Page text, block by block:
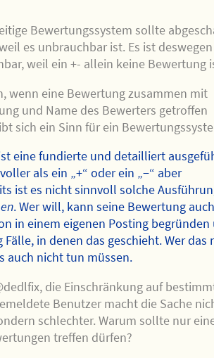
Bewertungssystem sollte
es unbrauchbar ist. Es ist deswegen
weil ein +- allein keine Bewertung
wenn eine Bewertung zusammen mit
und Name des Bewerters getroffen
sich ein Sinn für ein
eine fundierte und detailliert
als ein „+“ oder ein „−“ aber
ist es nicht sinnvoll solche
. Wer will, kann seine Bewertung
in einem eigenen Posting begründen
Fälle, in denen das geschieht. Wer das
auch nicht tun müssen.
die Einschränkung auf
Benutzer macht die Sache
schlechter. Warum sollte nur
treffen dürfen?